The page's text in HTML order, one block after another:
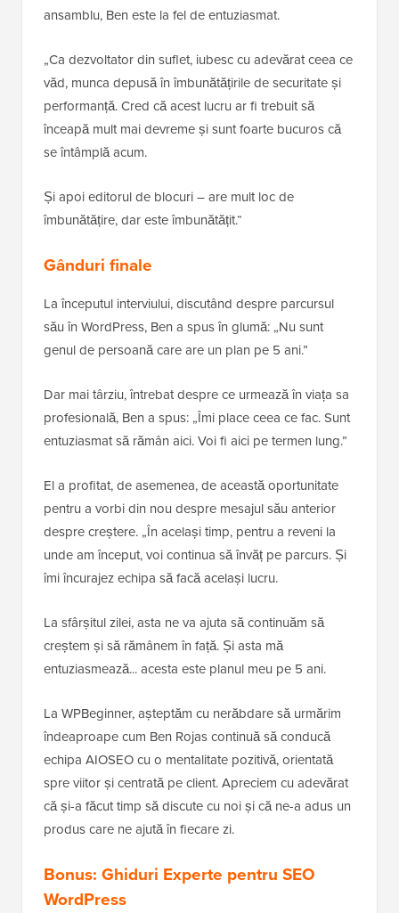
ansamblu, Ben este la fel de entuziasmat.
„Ca dezvoltator din suflet, iubesc cu adevărat ceea ce
văd, munca depusă în îmbunătățirile de securitate și
performanță. Cred că acest lucru ar fi trebuit să
înceapă mult mai devreme și sunt foarte bucuros că
se întâmplă acum.
Și apoi editorul de blocuri – are mult loc de
îmbunătățire, dar este îmbunătățit.“
Gânduri finale
La începutul interviului, discutând despre parcursul
său în WordPress, Ben a spus în glumă: „Nu sunt
genul de persoană care are un plan pe 5 ani.”
Dar mai târziu, întrebat despre ce urmează în viața sa
profesională, Ben a spus: „Îmi place ceea ce fac. Sunt
entuziasmat să rămân aici. Voi fi aici pe termen lung.”
El a profitat, de asemenea, de această oportunitate
pentru a vorbi din nou despre mesajul său anterior
despre creștere. „În același timp, pentru a reveni la
unde am început, voi continua să învăț pe parcurs. Și
îmi încurajez echipa să facă același lucru.
La sfârșitul zilei, asta ne va ajuta să continuăm să
creștem și să rămânem în față. Și asta mă
entuziasmează... acesta este planul meu pe 5 ani.
La WPBeginner, așteptăm cu nerăbdare să urmărim
îndeaproape cum Ben Rojas continuă să conducă
echipa AIOSEO cu o mentalitate pozitivă, orientată
spre viitor și centrată pe client. Apreciem cu adevărat
că și-a făcut timp să discute cu noi și că ne-a adus un
produs care ne ajută în fiecare zi.
Bonus: Ghiduri Experte pentru SEO
WordPress